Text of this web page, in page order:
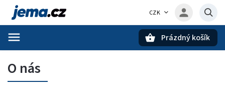
CZK
Prázdný košík
O nás